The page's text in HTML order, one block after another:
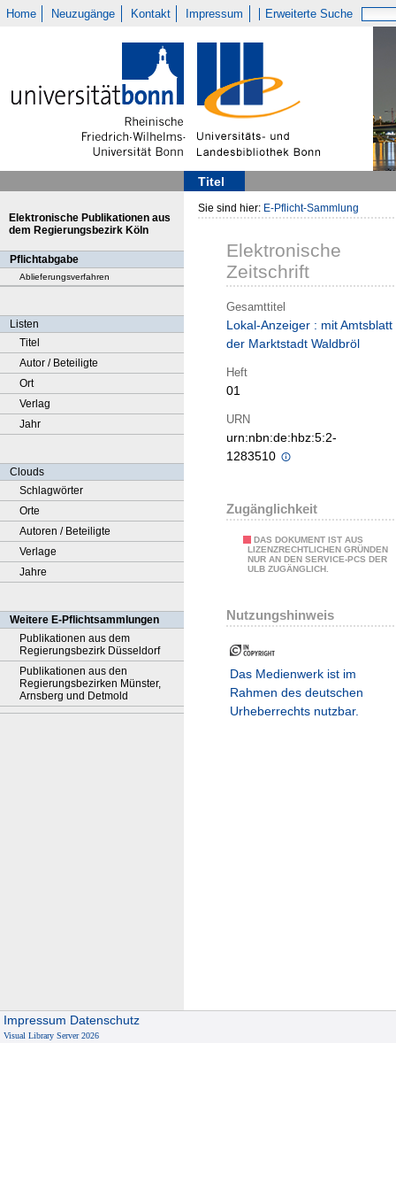
Home Neuzugänge Kontakt Impressum Erweiterte Suche
Titel
Elektronische Publikationen aus
dem Regierungsbezirk Köln
Pflichtabgabe
Ablieferungsverfahren
Listen
Titel
Autor / Beteiligte
Ort
Verlag
Jahr
Clouds
Schlagwörter
Orte
Autoren / Beteiligte
Verlage
Jahre
Weitere E-Pflichtsammlungen
Publikationen aus dem
Regierungsbezirk Düsseldorf
Publikationen aus den
Regierungsbezirken Münster,
Arnsberg und Detmold
Sie sind hier: E-Pflicht-Sammlung
Elektronische
Zeitschrift
Gesamttitel
Lokal-Anzeiger : mit Amtsblatt
der Marktstadt Waldbröl
Heft
01
URN
urn:nbn:de:hbz:5:2-
1283510
Zugänglichkeit
DAS DOKUMENT IST AUS
LIZENZRECHTLICHEN GRÜNDEN
NUR AN DEN SERVICE-PCS DER
ULB ZUGÄNGLICH.
Nutzungshinweis
Das Medienwerk ist im
Rahmen des deutschen
Urheberrechts nutzbar.
Impressum Datenschutz
Visual Library Server 2026